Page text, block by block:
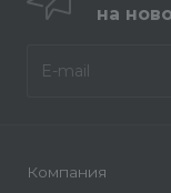
на
Компания